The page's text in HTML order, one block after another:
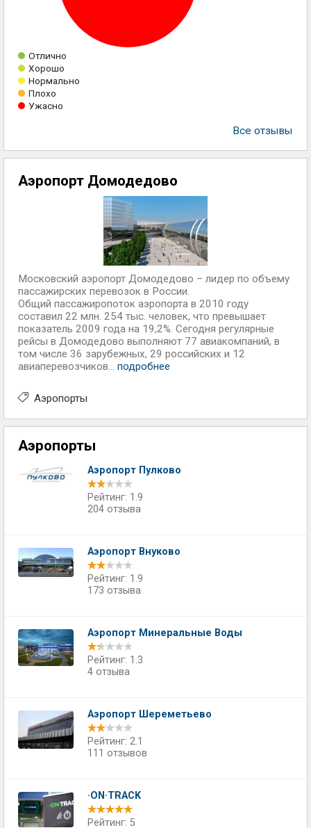
Отлично
Хорошо
Нормально
Плохо
Ужасно
Все отзывы
Аэропорт Домодедово
Московский аэропорт Домодедово – лидер по объему
пассажирских перевозок в России.
Общий пассажиропоток аэропорта в 2010 году
составил 22 млн. 254 тыс. человек, что превышает
показатель 2009 года на 19,2%. Сегодня регулярные
рейсы в Домодедово выполняют 77 авиакомпаний, в
том числе 36 зарубежных, 29 российских и 12
авиаперевозчиков... подробнее
Аэропорты
Аэропорты
Аэропорт Пулково
Рейтинг: 1.9
204 отзыва
Аэропорт Внуково
Рейтинг: 1.9
173 отзыва
Аэропорт Минеральные Воды
Рейтинг: 1.3
4 отзыва
Аэропорт Шереметьево
Рейтинг: 2.1
111 отзывов
·ON·TRACK
Рейтинг: 5